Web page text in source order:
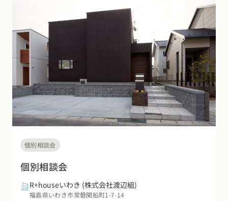
福岡県佐賀県長崎県 大分県
鹿児島県
沖縄県
デザインコンテスト
京都府滋賀県 奈良県
中国エリア
広島県 岡山県鳥取県 山口県
四国エリア
香川県 徳島県愛媛県
福岡県佐賀県
沖縄県
個別相談会
個別相談会
R+houseいわき (株式会社渡辺組)
福島県いわき市常磐関船町1-7-14